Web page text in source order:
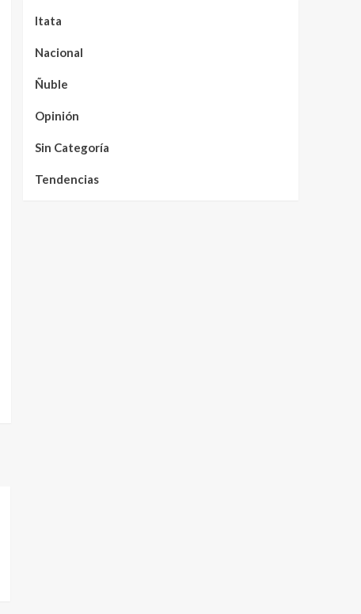
Itata
Nacional
Ñuble
Opinión
Sin Categoría
Tendencias